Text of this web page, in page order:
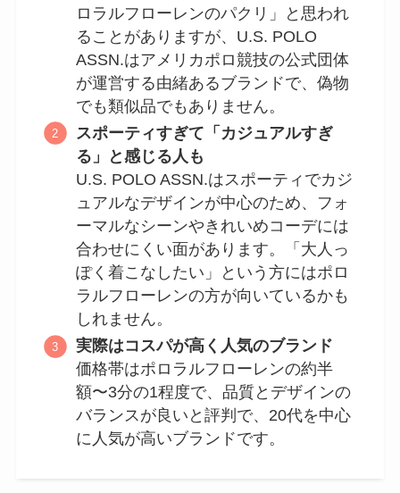
ロラルフローレンのパクリ」と思われ
ることがありますが、U.S. POLO
ASSN.はアメリカポロ競技の公式団体
が運営する由緒あるブランドで、偽物
でも類似品でもありません。
スポーティすぎて「カジュアルすぎ
る」と感じる人も
U.S. POLO ASSN.はスポーティでカジ
ュアルなデザインが中心のため、フォ
ーマルなシーンやきれいめコーデには
合わせにくい面があります。「大人っ
ぽく着こなしたい」という方にはポロ
ラルフローレンの方が向いているかも
しれません。
実際はコスパが高く人気のブランド
価格帯はポロラルフローレンの約半
額〜3分の1程度で、品質とデザインの
バランスが良いと評判で、20代を中心
に人気が高いブランドです。